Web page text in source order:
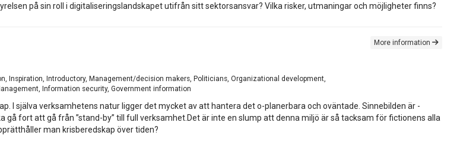
på sin roll i digitaliseringslandskapet utifrån sitt sektorsansvar? Vilka risker, utmaningar och möjligheter finns?
Inspiration, Introductory, Management/decision makers, Politicians, Organizational development,
Information security, Government information
More information
I själva verksamhetens natur ligger det mycket av att hantera det o-planerbara och oväntade. Sinnebilden är -
gå fort att gå från ”stand-by” till full verksamhet.Det är inte en slump att denna miljö är så tacksam för fictionens alla
man krisberedskap över tiden?